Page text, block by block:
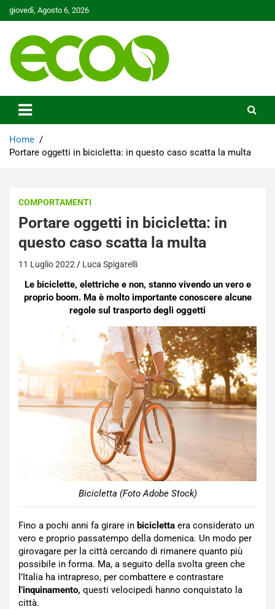
Skip
to
giovedì, Agosto 6, 2026
Ecoo.it
Home
Portare oggetti in bicicletta: in questo caso scatta la multa
COMPORTAMENTI
Portare oggetti in bicicletta: in
questo caso scatta la multa
11 Luglio 2022 Luca Spigarelli
Le biciclette, elettriche e non, stanno vivendo un vero e
proprio boom. Ma è molto importante conoscere alcune
regole sul trasporto degli oggetti
Bicicletta (Foto Adobe Stock)
Fino a pochi anni fa girare in bicicletta era considerato un
vero e proprio passatempo della domenica. Un modo per
girovagare per la città cercando di rimanere quanto più
possibile in forma. Ma, a seguito della svolta green che
l’Italia ha intrapreso, per combattere e contrastare
l’inquinamento, questi velocipedi hanno conquistato la
città.